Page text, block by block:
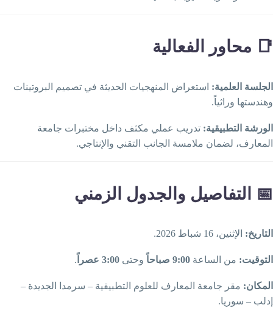
محاور الفعالية
العلمية:استعراض المنهجيات الحديثة في تصميم البروتينات
وراثياً.
التطبيقية:تدريب عملي مكثف داخل مختبرات جامعة
لضمان ملامسة الجانب التقني والإنتاجي.
التفاصيل والجدول الزمني
الإثنين، 16 شباط 2026.
من الساعة 9:00 صباحاً وحتى 3:00 عصراً
مقر جامعة المعارف للعلوم التطبيقية – سرمدا الجديدة –
– سوريا.